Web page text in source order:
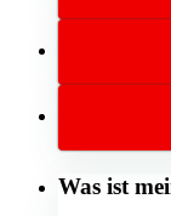
Was ist